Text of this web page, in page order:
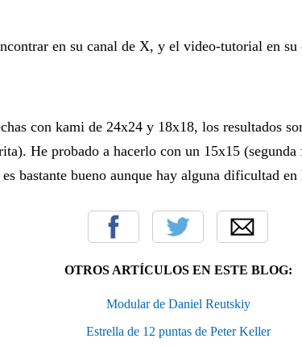
en su canal de X, y el video-tutorial en su
con kami de 24x24 y 18x18, los resultados
He probado a hacerlo con un 15x15
bastante bueno aunque hay alguna dificultad
OTROS ARTÍCULOS EN ESTE BLOG:
Modular de Daniel Reutskiy
Estrella de 12 puntas de Peter Keller